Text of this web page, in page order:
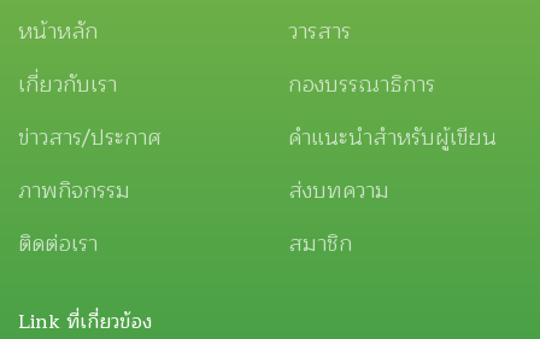
หน้าหลัก
เกี่ยวกับเรา
ข่าวสาร/ประกาศ
ภาพกิจกรรม
ติดต่อเรา
วารสาร
กองบรรณาธิการ
คำแนะนำสำหรับผู้เขียน
ส่งบทความ
สมาชิก
Link ที่เกี่ยวข้อง